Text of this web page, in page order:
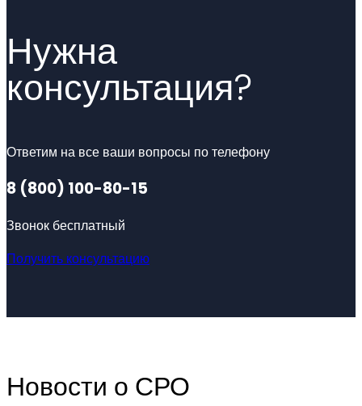
Нужна
консультация?
Ответим на все ваши вопросы по телефону
8 (800) 100-80-15
Звонок бесплатный
Получить консультацию
Новости о СРО